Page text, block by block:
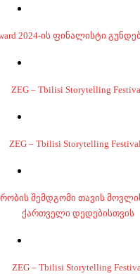
2024-ის ფინალისტი
ZEG – Tbilisi Storytelling
ZEG – Tbilisi Storytelling
შემდგომი თავის
ქართველი დედებისთვის
ZEG – Tbilisi Storytelling